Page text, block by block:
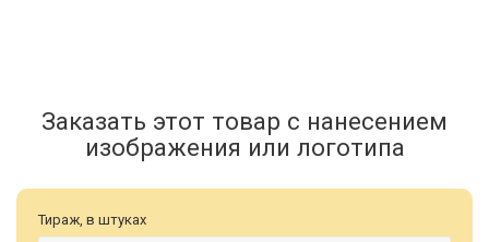
Заказать этот товар с нанесением
изображения или логотипа
Тираж, в штуках